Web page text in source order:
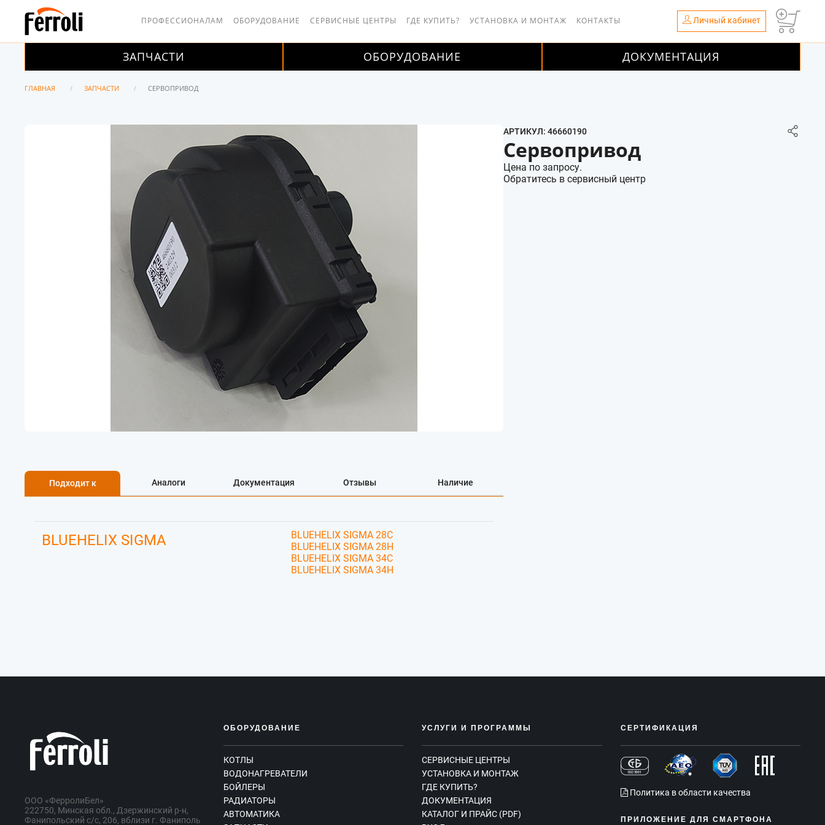
ПРОФЕССИОНАЛАМ ОБОРУДОВАНИЕ СЕРВИСНЫЕ ЦЕНТРЫ ГДЕ КУПИТЬ? УСТАНОВКА И МОНТАЖ КОНТАКТЫ Личный кабинет
ЗАПЧАСТИ ОБОРУДОВАНИЕ ДОКУМЕНТАЦИЯ
ГЛАВНАЯ ЗАПЧАСТИ СЕРВОПРИВОД
АРТИКУЛ: 46660190
Сервопривод
Цена по запросу.
Обратитесь в сервисный центр
Подходит к Аналоги Документация Отзывы Наличие
BLUEHELIX SIGMA
BLUEHELIX SIGMA 28C
BLUEHELIX SIGMA 28H
BLUEHELIX SIGMA 34C
BLUEHELIX SIGMA 34H
ООО «ФерролиБел»
222750, Минская обл., Дзержинский р-н,
Фанипольский с/с, 206, вблизи г. Фаниполь
ОБОРУДОВАНИЕ
КОТЛЫ
ВОДОНАГРЕВАТЕЛИ
БОЙЛЕРЫ
РАДИАТОРЫ
АВТОМАТИКА
УСЛУГИ И ПРОГРАММЫ
СЕРВИСНЫЕ ЦЕНТРЫ
УСТАНОВКА И МОНТАЖ
ГДЕ КУПИТЬ?
ДОКУМЕНТАЦИЯ
КАТАЛОГ И ПРАЙС (PDF)
СЕРТИФИКАЦИЯ
Политика в области качества
ПРИЛОЖЕНИЕ ДЛЯ СМАРТФОНА